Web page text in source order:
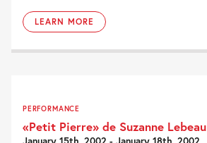
LEARN MORE
PERFORMANCE
«Petit Pierre» de Suzanne Lebeau